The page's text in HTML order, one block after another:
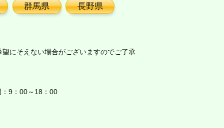
群馬県 長野県
にそえない場合がございますのでご了承
9：00～18：00